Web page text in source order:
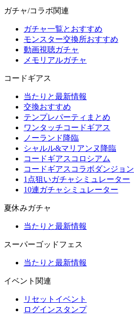
ガチャ/コラボ関連
ガチャ一覧とおすすめ
モンスター交換所おすすめ
動画視聴ガチャ
メモリアルガチャ
コードギアス
当たりと最新情報
交換おすすめ
テンプレパーティまとめ
ワンタッチコードギアス
ノーランド降臨
シャルル&マリアンヌ降臨
コードギアスコロシアム
コードギアスコラボダンジョン
1点狙いガチャシミュレーター
10連ガチャシミュレーター
夏休みガチャ
当たりと最新情報
スーパーゴッドフェス
当たりと最新情報
イベント関連
リセットイベント
ログインスタンプ